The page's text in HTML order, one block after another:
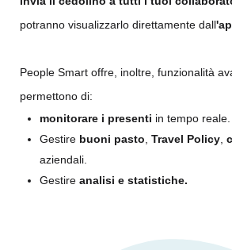
potranno visualizzarlo direttamente dall
People Smart offre, inoltre, funzionalità
permettono di:
monitorare i presenti in tempo reale.
Gestire buoni pasto, Travel Policy,
aziendali.
Gestire analisi e statistiche.